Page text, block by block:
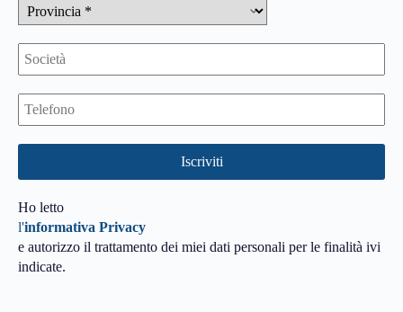
Ho letto
l'informativa Privacy
e autorizzo il trattamento dei miei dati personali per le finalità ivi
indicate.